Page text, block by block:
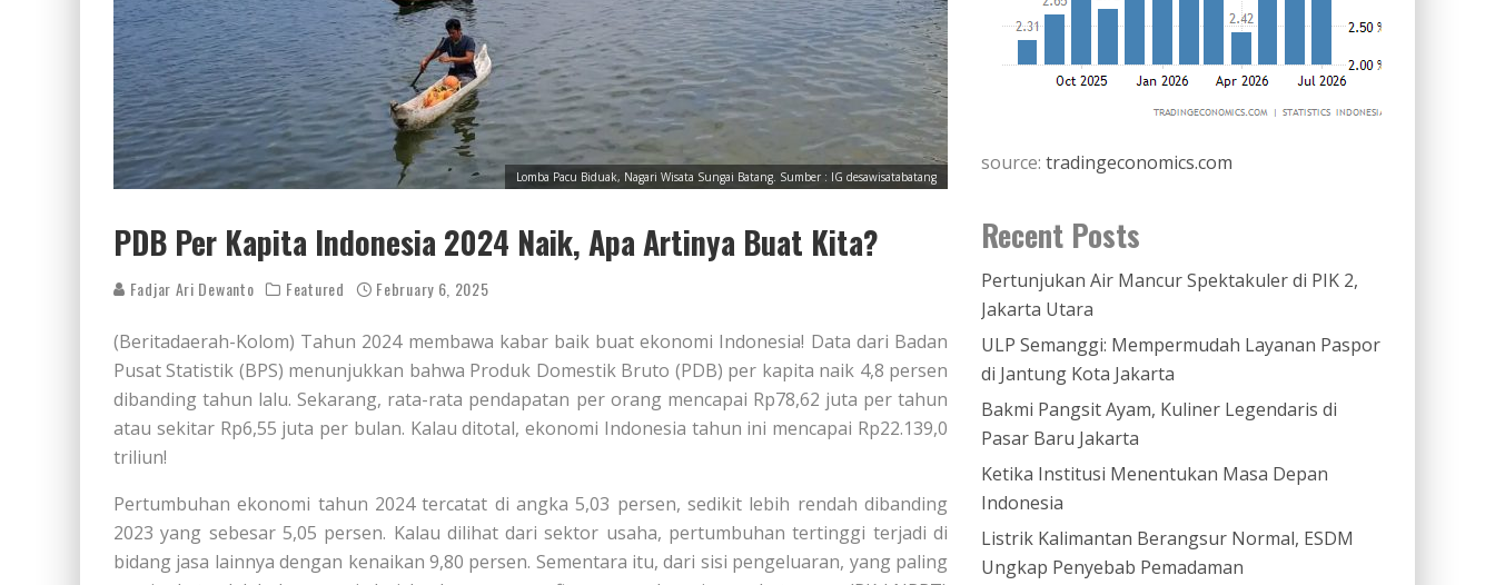
Lomba Pacu Biduak, Nagari Wisata Sungai Batang. Sumber : IG desawisatabatang
PDB Per Kapita Indonesia 2024 Naik, Apa Artinya Buat Kita?
Fadjar Ari Dewanto Featured February 6, 2025
(Beritadaerah-Kolom) Tahun 2024 membawa kabar baik buat ekonomi Indonesia! Data dari Badan
Pusat Statistik (BPS) menunjukkan bahwa Produk Domestik Bruto (PDB) per kapita naik 4,8 persen
dibanding tahun lalu. Sekarang, rata-rata pendapatan per orang mencapai Rp78,62 juta per tahun
atau sekitar Rp6,55 juta per bulan. Kalau ditotal, ekonomi Indonesia tahun ini mencapai Rp22.139,0
triliun!
Pertumbuhan ekonomi tahun 2024 tercatat di angka 5,03 persen, sedikit lebih rendah dibanding
2023 yang sebesar 5,05 persen. Kalau dilihat dari sektor usaha, pertumbuhan tertinggi terjadi di
bidang jasa lainnya dengan kenaikan 9,80 persen. Sementara itu, dari sisi pengeluaran, yang paling
source: tradingeconomics.com
Recent Posts
Pertunjukan Air Mancur Spektakuler di PIK 2,
Jakarta Utara
ULP Semanggi: Mempermudah Layanan Paspor
di Jantung Kota Jakarta
Bakmi Pangsit Ayam, Kuliner Legendaris di
Pasar Baru Jakarta
Ketika Institusi Menentukan Masa Depan
Indonesia
Listrik Kalimantan Berangsur Normal, ESDM
Ungkap Penyebab Pemadaman